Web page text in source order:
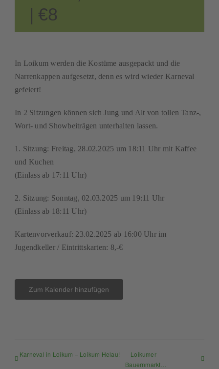
| €8
In Loikum werden die Kostüme ausgepackt und die
Narrenkappen aufgesetzt, denn es wird wieder Karneval
gefeiert!
In 2 Sitzungen können sich Jung und Alt von tollen Tanz-,
Wort- und Showbeiträgen unterhalten lassen.
1. Sitzung: Freitag, 28.02.2025 um 18:11 Uhr mit Kaffee
und Kuchen
(Einlass ab 17:11 Uhr)
2. Sitzung: Sonntag, 02.03.2025 um 19:11 Uhr
(Einlass ab 18:11 Uhr)
Kartenvorverkauf: 23.02.2025 ab 16:00 Uhr im
Jugendkeller / Eintrittskarten: 8,-€
Zum Kalender hinzufügen
Karneval in Loikum – Loikum Helau!
Loikumer
Bauernmarkt…